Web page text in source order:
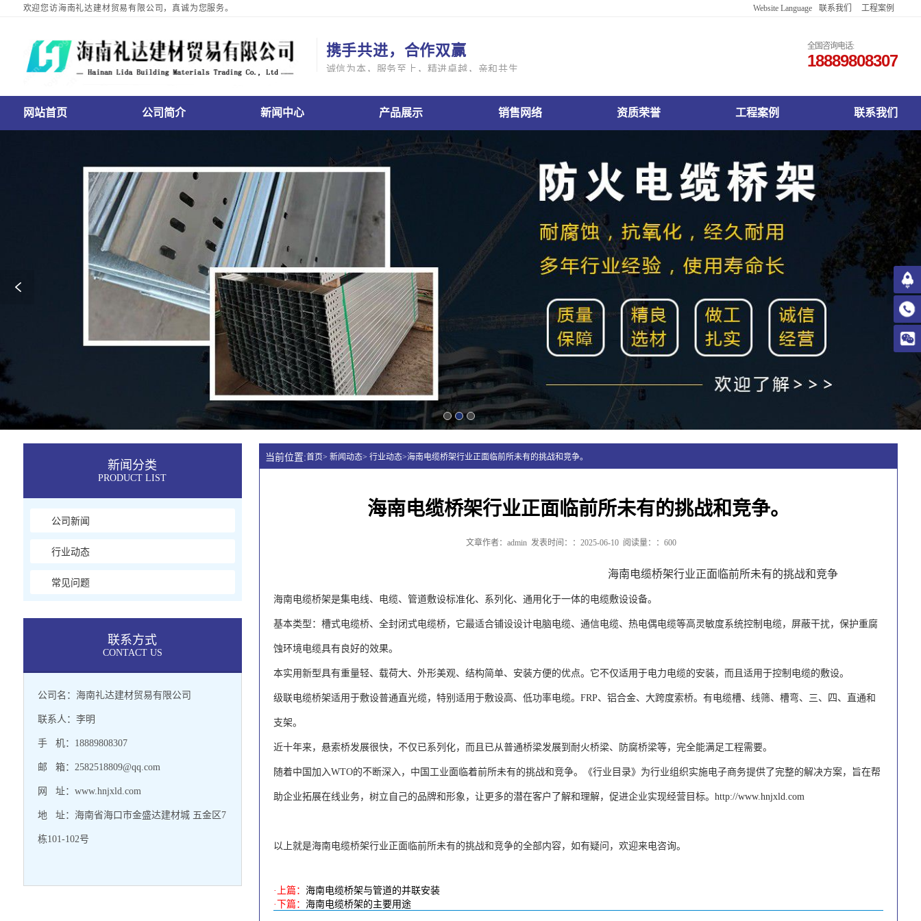
欢迎您访海南礼达建材贸易有限公司，真诚为您服务。
Website Language
日本語
Español
Deutsch
Việt Nam
联系我们 工程案例
携手共进，合作双赢
诚信为本，服务至上，精进卓越，亲和共生
全国咨询电话:
18889808307
网站首页 公司简介 新闻中心 产品展示 销售网络 资质荣誉 工程案例 联系我们
新闻分类
PRODUCT LIST
公司新闻
行业动态
常见问题
联系方式
CONTACT US
公司名：海南礼达建材贸易有限公司
联系人：李明
手 机：18889808307
邮 箱：2582518809@qq.com
网 址：www.hnjxld.com
地 址：海南省海口市金盛达建材城 五金区7
栋101-102号
当前位置:首页> 新闻动态> 行业动态>海南电缆桥架行业正面临前所未有的挑战和竞争。
海南电缆桥架行业正面临前所未有的挑战和竞争。
文章作者：admin 发表时间：：2025-06-10 阅读量：：600
海南电缆桥架行业正面临前所未有的挑战和竞争
海南电缆桥架是集电线、电缆、管道敷设标准化、系列化、通用化于一体的电缆敷设设备。
基本类型：槽式电缆桥、全封闭式电缆桥，它最适合铺设设计电脑电缆、通信电缆、热电偶电缆等高灵敏度系统控制电缆，屏蔽干扰，保护重腐
蚀环境电缆具有良好的效果。
本实用新型具有重量轻、载荷大、外形美观、结构简单、安装方便的优点。它不仅适用于电力电缆的安装，而且适用于控制电缆的敷设。
级联电缆桥架适用于敷设普通直光缆，特别适用于敷设高、低功率电缆。FRP、铝合金、大跨度索桥。有电缆槽、线筛、槽弯、三、四、直通和
支架。
近十年来，悬索桥发展很快，不仅已系列化，而且已从普通桥梁发展到耐火桥梁、防腐桥梁等，完全能满足工程需要。
随着中国加入WTO的不断深入，中国工业面临着前所未有的挑战和竞争。《行业目录》为行业组织实施电子商务提供了完整的解决方案，旨在帮
助企业拓展在线业务，树立自己的品牌和形象，让更多的潜在客户了解和理解，促进企业实现经营目标。http://www.hnjxld.com
以上就是海南电缆桥架行业正面临前所未有的挑战和竞争的全部内容，如有疑问，欢迎来电咨询。
·上篇：海南电缆桥架与管道的并联安装
·下篇：海南电缆桥架的主要用途